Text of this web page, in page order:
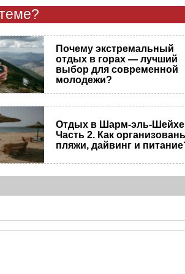
Почему экстремальный
отдых в горах — лучший
выбор для современной
молодежи?
Отдых в Шарм-эль-
Часть 2. Как
пляжи, дайвинг и